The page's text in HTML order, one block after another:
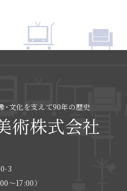
･文化を支えて90年の歴史
術株式会社
3
〜17:00）